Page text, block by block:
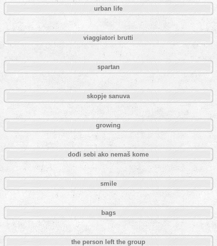
urban life
viaggiatori brutti
spartan
skopje sanuva
growing
dođi sebi ako nemaš kome
smile
bags
the person left the group